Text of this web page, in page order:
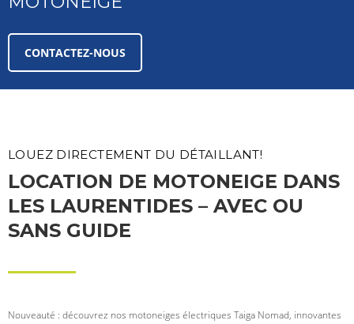
CONTACTEZ-NOUS
LOUEZ DIRECTEMENT DU DÉTAILLANT!
LOCATION DE MOTONEIGE DANS
LES LAURENTIDES – AVEC OU
SANS GUIDE
Nouveauté : découvrez nos motoneiges électriques Taiga Nomad, innovantes